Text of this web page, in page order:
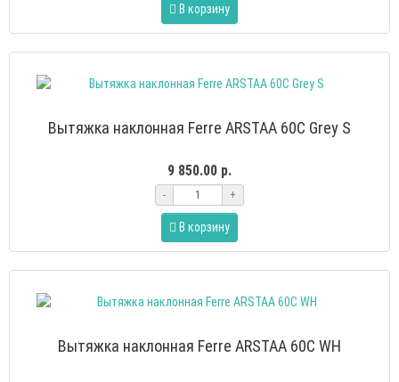
В корзину
Вытяжка наклонная Ferre ARSTAA 60C Grey S
9 850.00 р.
- +
В корзину
Вытяжка наклонная Ferre ARSTAA 60C WH